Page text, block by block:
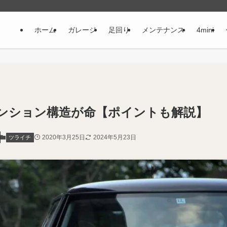
ホーム ガレージ 足回り メンテナンス 4mini
ョン構造が命【ポイントも解説】
ツライチ 2020年3月25日 2024年5月23日